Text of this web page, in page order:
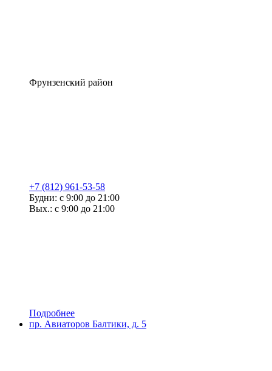
Фрунзенский район
+7 (812) 961-53-58
Будни: с 9:00 до 21:00
Вых.: с 9:00 до 21:00
Подробнее
пр. Авиаторов Балтики, д. 5